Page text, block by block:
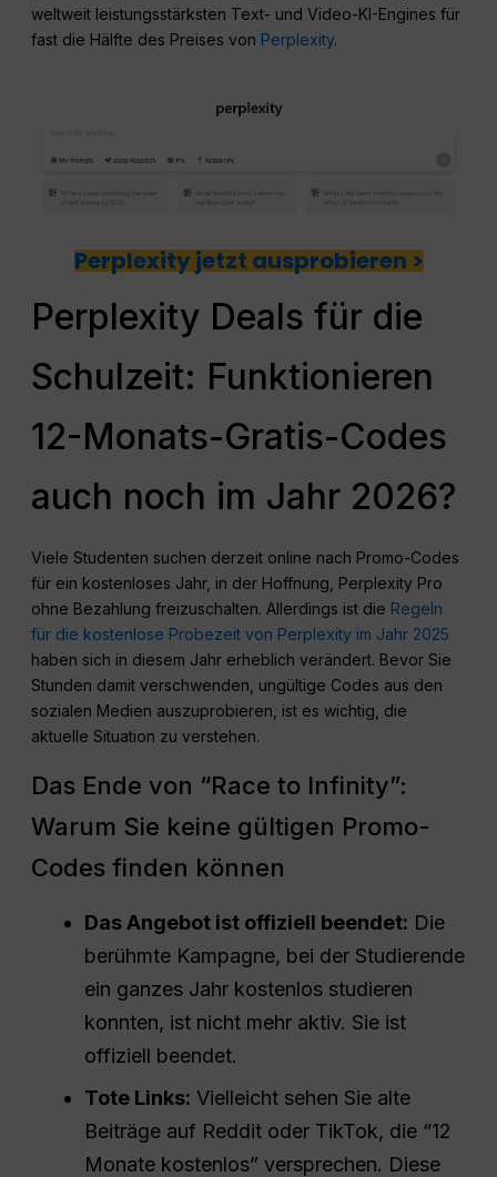
weltweit leistungsstärksten Text- und Video-KI-Engines für
fast die Hälfte des Preises von Perplexity.
Perplexity jetzt ausprobieren >
Perplexity Deals für die
Schulzeit: Funktionieren
12-Monats-Gratis-Codes
auch noch im Jahr 2026?
Viele Studenten suchen derzeit online nach Promo-Codes
für ein kostenloses Jahr, in der Hoffnung, Perplexity Pro
ohne Bezahlung freizuschalten. Allerdings ist die Regeln
für die kostenlose Probezeit von Perplexity im Jahr 2025
haben sich in diesem Jahr erheblich verändert. Bevor Sie
Stunden damit verschwenden, ungültige Codes aus den
sozialen Medien auszuprobieren, ist es wichtig, die
aktuelle Situation zu verstehen.
Das Ende von “Race to Infinity”:
Warum Sie keine gültigen Promo-
Codes finden können
Das Angebot ist offiziell beendet: Die
berühmte Kampagne, bei der Studierende
ein ganzes Jahr kostenlos studieren
konnten, ist nicht mehr aktiv. Sie ist
offiziell beendet.
Tote Links: Vielleicht sehen Sie alte
Beiträge auf Reddit oder TikTok, die “12
Monate kostenlos” versprechen. Diese